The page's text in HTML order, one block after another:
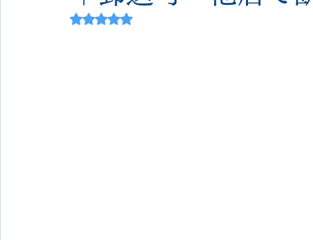
5つ星のうちNaNと評価されています。